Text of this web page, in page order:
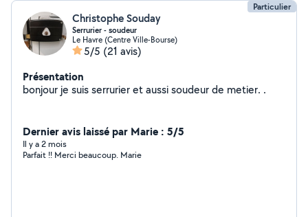
Particulier
Christophe Souday
Serrurier - soudeur
Le Havre (Centre Ville-Bourse)
5/5 (21 avis)
Présentation
bonjour je suis serrurier et aussi soudeur de metier. .
Dernier avis laissé par Marie : 5/5
Il y a 2 mois
Parfait !! Merci beaucoup. Marie